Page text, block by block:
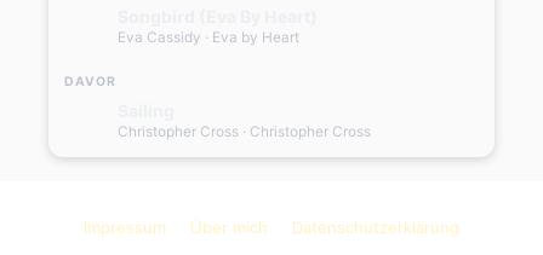
Eva Cassidy · Eva by Heart
DAVOR
Christopher Cross · Christopher Cross
Impressum Über mich Datenschutzerklärung